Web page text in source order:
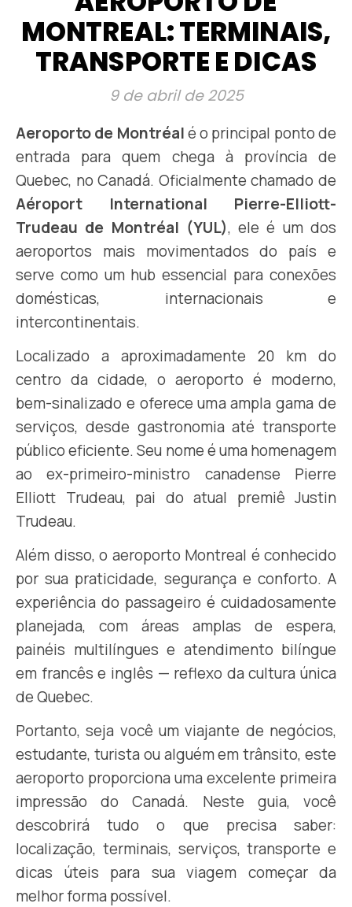
MONTREAL: TERMINAIS,
TRANSPORTE E DICAS
9 de abril de 2025
Aeroporto de Montréalé o principal ponto de
entrada para quem chega à província de
Quebec, no Canadá. Oficialmente chamado de
Aéroport International Pierre-Elliott-
Trudeau de Montréal (YUL), ele é um dos
aeroportos mais movimentados do país e
serve como um hub essencial para conexões
domésticas, internacionais e
intercontinentais.
Localizado a aproximadamente 20 km do
centro da cidade, o aeroporto é moderno,
bem-sinalizado e oferece uma ampla gama de
serviços, desde gastronomia até transporte
público eficiente. Seu nome é uma homenagem
ao ex-primeiro-ministro canadense Pierre
Elliott Trudeau, pai do atual premiê Justin
Trudeau.
Além disso, o aeroporto Montreal é conhecido
por sua praticidade, segurança e conforto. A
experiência do passageiro é cuidadosamente
planejada, com áreas amplas de espera,
painéis multilíngues e atendimento bilíngue
em francês e inglês — reflexo da cultura única
de Quebec.
Portanto, seja você um viajante de negócios,
estudante, turista ou alguém em trânsito, este
aeroporto proporciona uma excelente primeira
impressão do Canadá. Neste guia, você
descobrirá tudo o que precisa saber:
localização, terminais, serviços, transporte e
dicas úteis para sua viagem começar da
melhor forma possível.